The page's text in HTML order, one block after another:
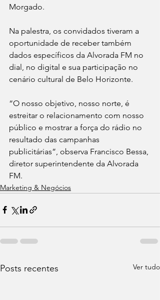
Morgado.
Na palestra, os convidados tiveram a
oportunidade de receber também
dados específicos da Alvorada FM no
dial, no digital e sua participação no
cenário cultural de Belo Horizonte.
“O nosso objetivo, nosso norte, é
estreitar o relacionamento com nosso
público e mostrar a força do rádio no
resultado das campanhas
publicitárias”, observa Francisco Bessa,
diretor superintendente da Alvorada
FM.
Marketing & Negócios
Posts recentes Ver tudo